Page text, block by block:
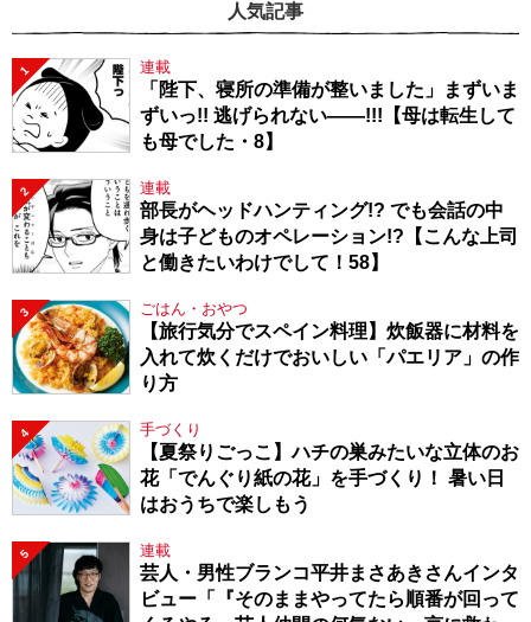
人気記事
1 連載
「陛下、寝所の準備が整いました」まずいま
ずいっ!! 逃げられない――!!!【母は転生して
も母でした・8】
2 連載
部長がヘッドハンティング!? でも会話の中
身は子どものオペレーション!?【こんな上司
と働きたいわけでして！58】
3 ごはん・おやつ
【旅行気分でスペイン料理】炊飯器に材料を
入れて炊くだけでおいしい「パエリア」の作
り方
4 手づくり
【夏祭りごっこ】ハチの巣みたいな立体のお
花「でんぐり紙の花」を手づくり！ 暑い日
はおうちで楽しもう
5 連載
芸人・男性ブランコ平井まさあきさんインタ
ビュー「『そのままやってたら順番が回って